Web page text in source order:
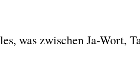
was zwischen Ja-Wort,